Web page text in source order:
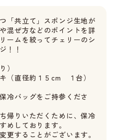
「共立て」スポンジ生地が
混ぜ方などのポイントを詳
ームを絞ってチェリーのシ
！！
）
（直径約１５cm １台）
冷バッグをご持参くださ
帰りいただくために、保冷
めしております。
することがございます。